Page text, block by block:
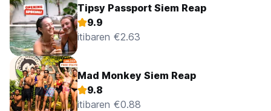
Tipsy Passport Siem Reap
9.9
itibaren €2.63
Mad Monkey Siem Reap
9.8
itibaren €0.88